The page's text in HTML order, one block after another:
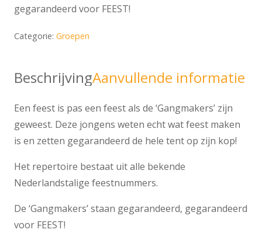
gegarandeerd voor FEEST!
Categorie: Groepen
BeschrijvingAanvullende informatie
Een feest is pas een feest als de ‘Gangmakers’ zijn
geweest. Deze jongens weten echt wat feest maken
is en zetten gegarandeerd de hele tent op zijn kop!
Het repertoire bestaat uit alle bekende
Nederlandstalige feestnummers.
De ‘Gangmakers’ staan gegarandeerd, gegarandeerd
voor FEEST!